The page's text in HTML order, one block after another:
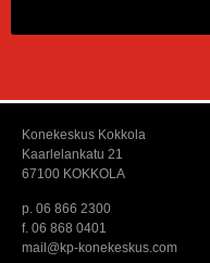
Konekeskus Kokkola
Kaarlelankatu 21
67100 KOKKOLA
p. 06 866 2300
f. 06 868 0401
mail@kp-konekeskus.com